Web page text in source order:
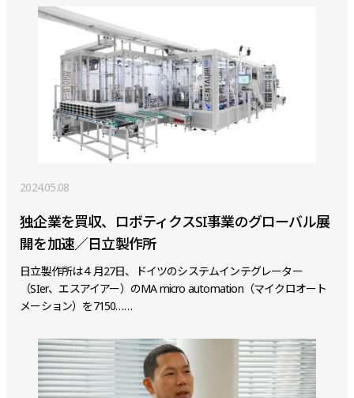
2024.05.08
独企業を買収、ロボティクスSI事業のグローバル展
開を加速／日立製作所
日立製作所は４月27日、ドイツのシステムインテグレーター
（SIer、エスアイアー）のMA micro automation（マイクロオート
メーション）を7150……